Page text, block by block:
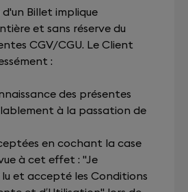
d'un Billet implique
et sans réserve du
CGV/CGU. Le Client
:
des présentes
à la passation de
en cochant la case
à cet effet : "Je
et accepté les Conditions